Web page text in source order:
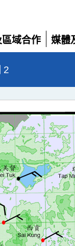
區域合作
媒體
展
2